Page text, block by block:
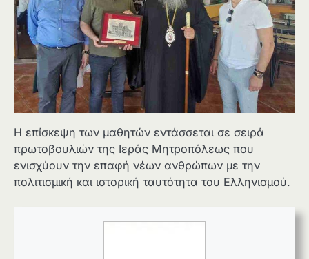
Η επίσκεψη των μαθητών εντάσσεται σε σειρά
πρωτοβουλιών της Ιεράς Μητροπόλεως που
ενισχύουν την επαφή νέων ανθρώπων με την
πολιτισμική και ιστορική ταυτότητα του Ελληνισμού.